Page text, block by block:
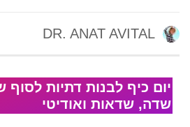
יום כיף לבנות דתיות לסוף
שדה, שדאות ואודיטי